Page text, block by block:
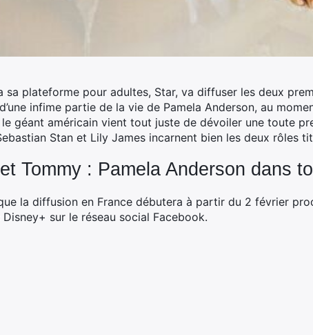
sa plateforme pour adultes, Star, va diffuser les deux
infime partie de la vie de Pamela Anderson, au
le géant américain vient tout juste de dévoiler une toute
Stan et Lily James incarnent bien les deux rôles
Tommy : Pamela Anderson dans
la diffusion en France débutera à partir du 2 février
sur le réseau social Facebook.